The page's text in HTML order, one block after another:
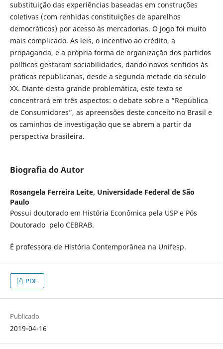
substituição das experiências baseadas em construções
coletivas (com renhidas constituições de aparelhos
democráticos) por acesso às mercadorias. O jogo foi muito
mais complicado. As leis, o incentivo ao crédito, a
propaganda, e a própria forma de organização dos partidos
políticos gestaram sociabilidades, dando novos sentidos às
práticas republicanas, desde a segunda metade do século
XX. Diante desta grande problemática, este texto se
concentrará em três aspectos: o debate sobre a “República
de Consumidores”, as apreensões deste conceito no Brasil e
os caminhos de investigação que se abrem a partir da
perspectiva brasileira.
Biografia do Autor
Rosangela Ferreira Leite, Universidade Federal de São
Paulo
Possui doutorado em História Econômica pela USP e Pós
Doutorado pelo CEBRAB.
É professora de História Contemporânea na Unifesp.
PDF
Publicado
2019-04-16